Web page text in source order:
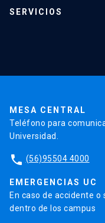
Admisión
SERVICIOS
MESA CENTRAL
Teléfono para
Universidad.
phone (56)95504 4000
EMERGENCIAS UC
En caso de accidente o
dentro de los campus